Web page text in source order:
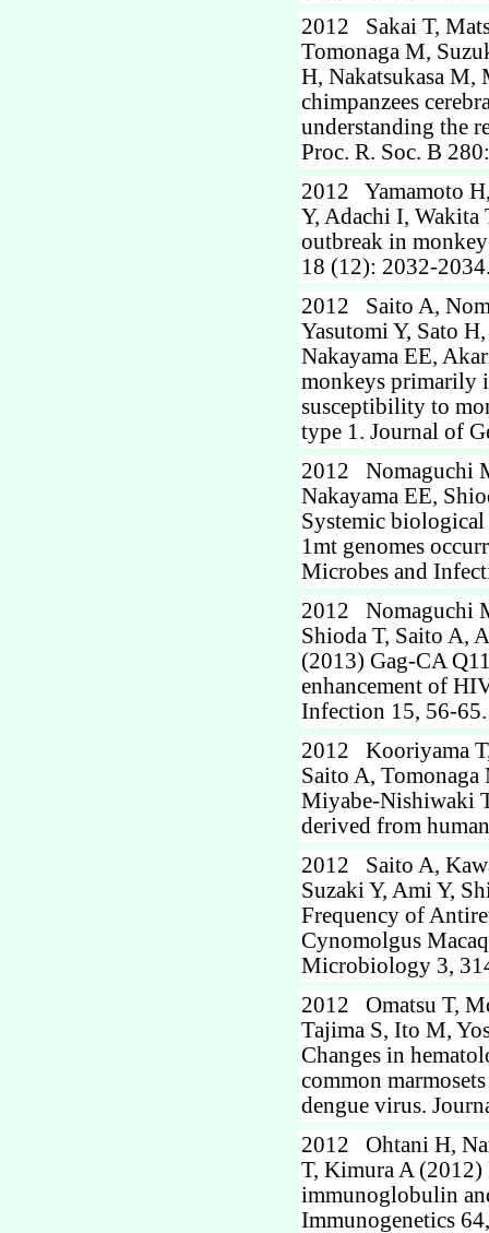
2012 Sakai T,
Tomonaga M,
H, Nakatsukasa M,
chimpanzees
understanding the
Proc. R. Soc. B
2012 Yamamoto
Y, Adachi I, Wakita
outbreak in
18 (12): 2032-
2012 Saito A,
Yasutomi Y, Sato
Nakayama EE,
monkeys primarily
susceptibility to
type 1. Journal of
2012 Nomaguchi
Nakayama EE,
Systemic
1mt genomes
Microbes and
2012 Nomaguchi
Shioda T, Saito A,
(2013) Gag-CA
enhancement of
Infection 15, 56-65.
2012 Kooriyama
Saito A,
Miyabe-Nishiwaki
derived from
2012 Saito A,
Suzaki Y, Ami Y,
Frequency of
Cynomolgus
Microbiology 3,
2012 Omatsu T,
Tajima S, Ito M,
Changes in
common
dengue virus.
2012 Ohtani H,
T, Kimura A
immunoglobulin
Immunogenetics